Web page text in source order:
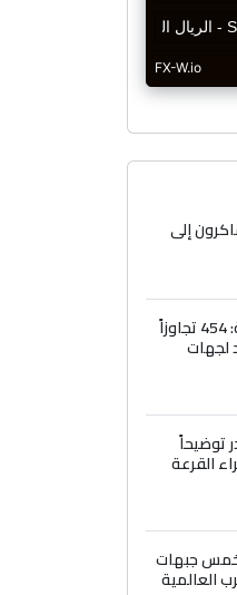
إلى
الموارد المائية: 454 تجاوزاً
لجهات
توضيحاً
القرعة
خمس جبهات
العالمية